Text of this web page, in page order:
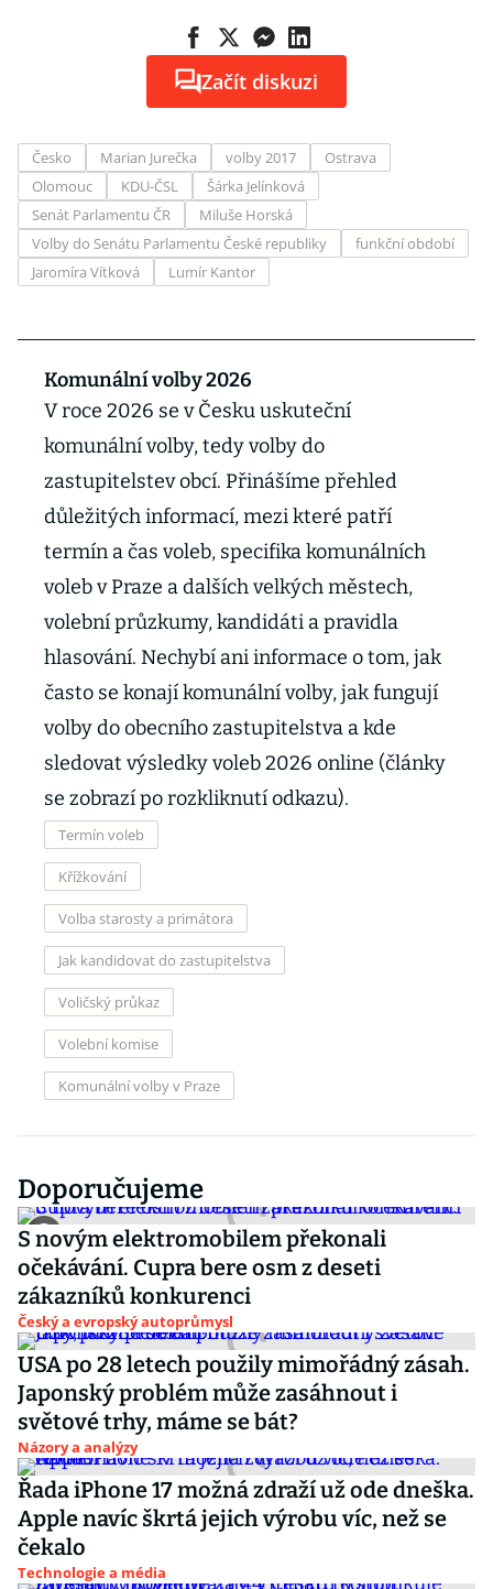
Začít diskuzi
Česko Marian Jurečka volby 2017
Ostrava
Olomouc
KDU-ČSL
Šárka Jelínková
Senát Parlamentu ČR
Miluše Horská
Volby do Senátu Parlamentu České republiky
funkční období
Jaromíra Vítková
Lumír Kantor
Komunální volby 2026
V roce 2026 se v Česku uskuteční
komunální volby, tedy volby do
zastupitelstev obcí. Přinášíme přehled
důležitých informací, mezi které patří
termín a čas voleb, specifika komunálních
voleb v Praze a dalších velkých městech,
volební průzkumy, kandidáti a pravidla
hlasování. Nechybí ani informace o tom, jak
často se konají komunální volby, jak fungují
volby do obecního zastupitelstva a kde
sledovat výsledky voleb 2026 online (články
se zobrazí po rozkliknutí odkazu).
Termín voleb
Křížkování
Volba starosty a primátora
Jak kandidovat do zastupitelstva
Voličský průkaz
Volební komise
Komunální volby v Praze
Doporučujeme
S novým elektromobilem překonali
očekávání. Cupra bere osm z deseti
zákazníků konkurenci
Český a evropský autoprůmysl
USA po 28 letech použily mimořádný zásah.
Japonský problém může zasáhnout i
světové trhy, máme se bát?
Názory a analýzy
Řada iPhone 17 možná zdraží už ode dneška.
Apple navíc škrtá jejich výrobu víc, než se
čekalo
Technologie a média